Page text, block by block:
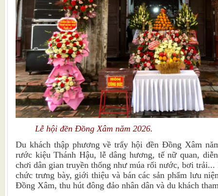
Lễ hội đền Đồng Xâm năm 2026.
Du khách thập phương về trẩy hội đền Đồng Xâm
rước kiệu Thánh Hậu, lễ dâng hương, tế nữ quan,
chơi dân gian truyền thống như múa rối nước, bơi trải...
chức trưng bày, giới thiệu và bán các sản phẩm lưu
Đồng Xâm, thu hút đông đảo nhân dân và du khách